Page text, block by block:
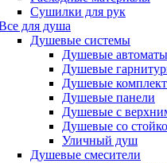
Сушилки для рук
для душа
Душевые системы
Душевые автоматы
Душевые
Душевые
Душевые панели
Душевые с
Душевые со
Уличный душ
Душевые смесители